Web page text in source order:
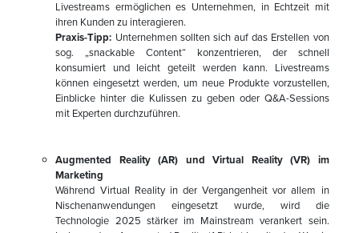
Livestreams ermöglichen es Unternehmen, in Echtzeit mit
ihren Kunden zu interagieren.
Praxis-Tipp: Unternehmen sollten sich auf das Erstellen von
sog. „snackable Content“ konzentrieren, der schnell
konsumiert und leicht geteilt werden kann. Livestreams
können eingesetzt werden, um neue Produkte vorzustellen,
Einblicke hinter die Kulissen zu geben oder Q&A-Sessions
mit Experten durchzuführen.
Augmented Reality (AR) und Virtual Reality (VR) im
Marketing
Während Virtual Reality in der Vergangenheit vor allem in
Nischenanwendungen eingesetzt wurde, wird die
Technologie 2025 stärker im Mainstream verankert sein.